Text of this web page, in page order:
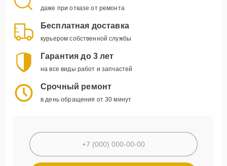
даже при отказе от ремонта
Бесплатная доставка
курьером собственной службы
Гарантия до 3 лет
на все виды работ и запчастей
Срочный ремонт
в день обращения от 30 минут